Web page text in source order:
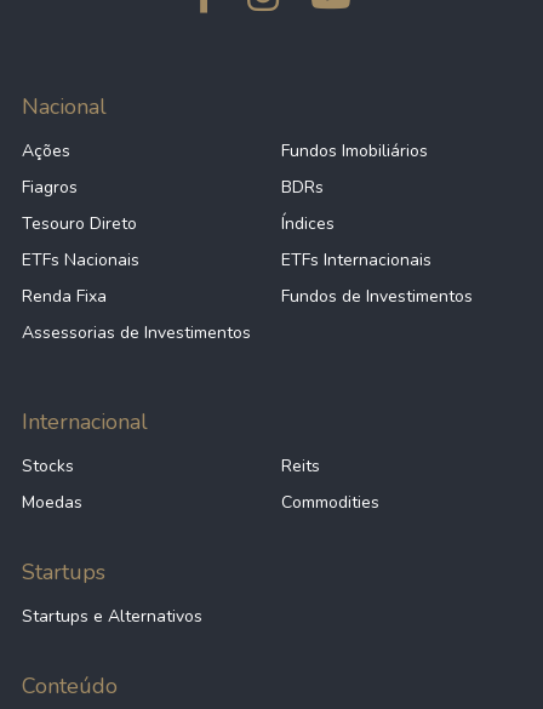
Nacional
Ações
Fundos Imobiliários
Fiagros
BDRs
Tesouro Direto
Índices
ETFs Nacionais
ETFs Internacionais
Renda Fixa
Fundos de Investimentos
Assessorias de Investimentos
Internacional
Stocks
Reits
Moedas
Commodities
Startups
Startups e Alternativos
Conteúdo